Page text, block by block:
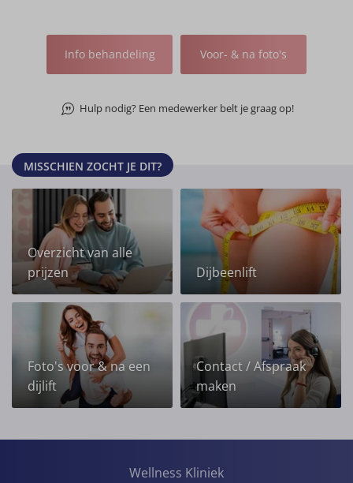
Info behandeling Voor- & na foto's
Hulp nodig? Een medewerker belt je graag op!
MISSCHIEN ZOCHT JE DIT?
Overzicht van alle
prijzen
Dijbeenlift
Foto's voor & na een
dijlift
Contact / Afspraak
maken
Wellness Kliniek